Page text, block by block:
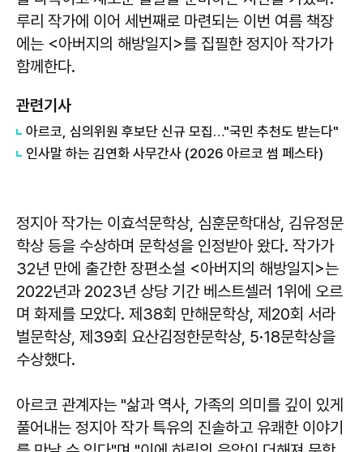
루리 작가에 이어 세번째로 마련되는 이번 여름 책장
에는 <아버지의 해방일지>를 집필한 정지아 작가가
함께한다.
관련기사
아르코, 심의위원 후보단 신규 모집…"국민 추천도 받는다"
인사말 하는 김연화 사무간사 (2026 아르코 썸 페스타)
정지아 작가는 이효석문학상, 심훈문학대상, 김유정문
학상 등을 수상하며 문학성을 인정받아 왔다. 작가가
32년 만에 출간한 장편소설 <아버지의 해방일지>는
2022년과 2023년 상당 기간 베스트셀러 1위에 오르
며 화제를 모았다. 제38회 만해문학상, 제20회 서라
벌문학상, 제39회 요산김정한문학상, 5·18문학상을
수상했다.
아르코 관계자는 "삶과 역사, 가족의 의미를 깊이 있게
풀어내는 정지아 작가 특유의 진솔하고 유쾌한 이야기